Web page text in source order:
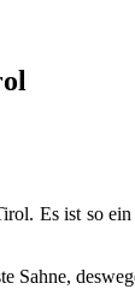
Es ist so